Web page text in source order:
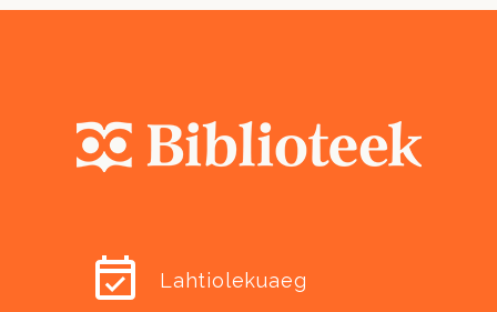
Lahtiolekuaeg